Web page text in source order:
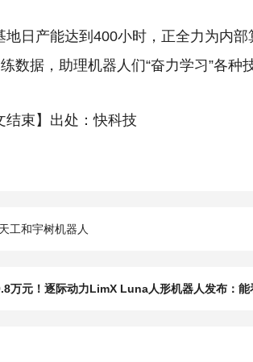
地日产能达到400小时，正全力为内
数据，助理机器人们“奋力学习”各种
结束】出处：快科技
工和宇树机器人